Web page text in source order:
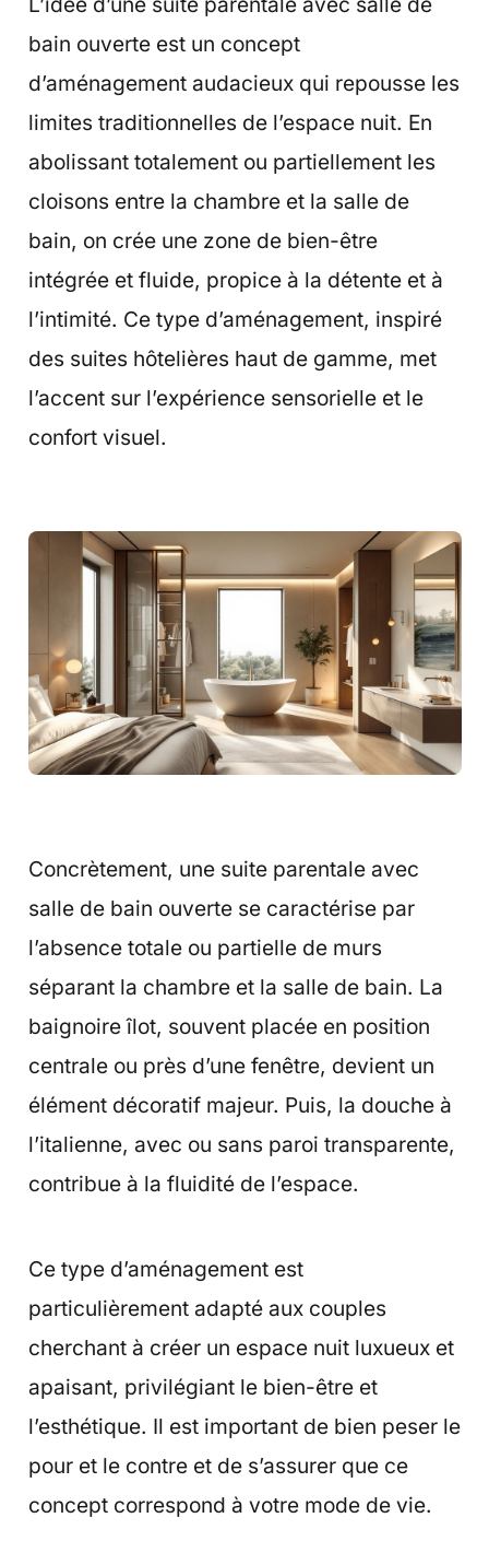
bain ouverte est un concept
d’aménagement audacieux qui repousse les
limites traditionnelles de l’espace nuit. En
abolissant totalement ou partiellement les
cloisons entre la chambre et la salle de
bain, on crée une zone de bien-être
intégrée et fluide, propice à la détente et à
l’intimité. Ce type d’aménagement, inspiré
des suites hôtelières haut de gamme, met
l’accent sur l’expérience sensorielle et le
confort visuel.
Concrètement, une suite parentale avec
salle de bain ouverte se caractérise par
l’absence totale ou partielle de murs
séparant la chambre et la salle de bain. La
baignoire îlot, souvent placée en position
centrale ou près d’une fenêtre, devient un
élément décoratif majeur. Puis, la douche à
l’italienne, avec ou sans paroi transparente,
contribue à la fluidité de l’espace.
Ce type d’aménagement est
particulièrement adapté aux couples
cherchant à créer un espace nuit luxueux et
apaisant, privilégiant le bien-être et
l’esthétique. Il est important de bien peser le
pour et le contre et de s’assurer que ce
concept correspond à votre mode de vie.